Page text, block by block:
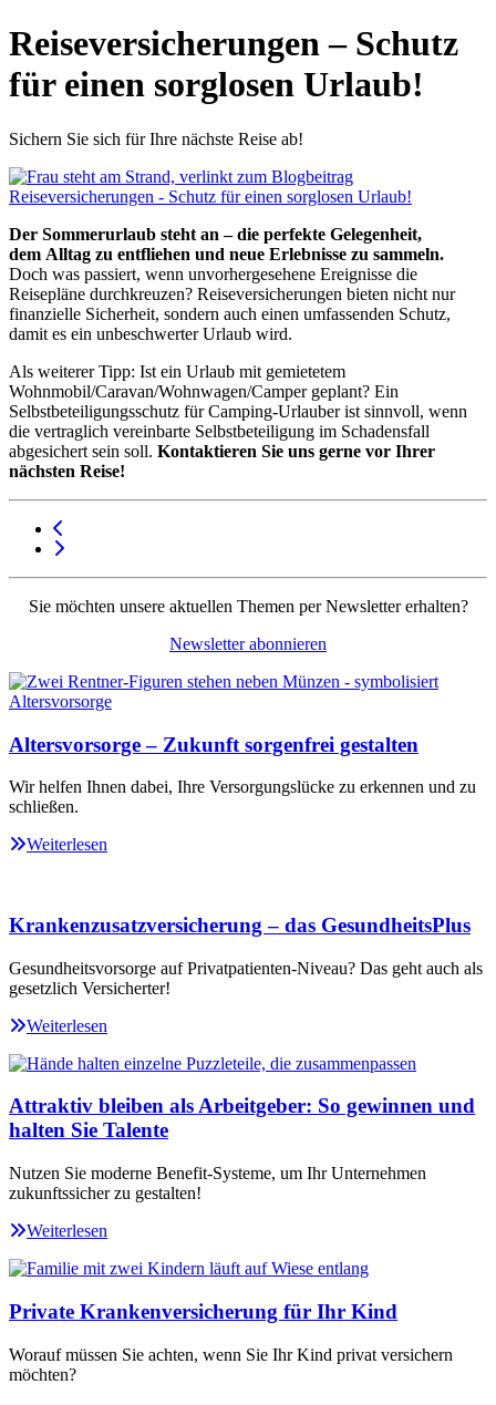
Reiseversicherungen – Schutz
für einen sorglosen Urlaub!
Sichern Sie sich für Ihre nächste Reise ab!
Der Sommerurlaub steht an – die perfekte Gelegenheit,
dem Alltag zu entfliehen und neue Erlebnisse zu sammeln.
Doch was passiert, wenn unvorhergesehene Ereignisse die
Reisepläne durchkreuzen? Reiseversicherungen bieten nicht nur
finanzielle Sicherheit, sondern auch einen umfassenden Schutz,
damit es ein unbeschwerter Urlaub wird.
Als weiterer Tipp: Ist ein Urlaub mit gemietetem
Wohnmobil/Caravan/Wohnwagen/Camper geplant? Ein
Selbstbeteiligungsschutz für Camping-Urlauber ist sinnvoll, wenn
die vertraglich vereinbarte Selbstbeteiligung im Schadensfall
abgesichert sein soll. Kontaktieren Sie uns gerne vor Ihrer
nächsten Reise!
Sie möchten unsere aktuellen Themen per Newsletter erhalten?
Newsletter abonnieren
Altersvorsorge – Zukunft sorgenfrei gestalten
Wir helfen Ihnen dabei, Ihre Versorgungslücke zu erkennen und zu
schließen.
Weiterlesen
Krankenzusatzversicherung – das GesundheitsPlus
Gesundheitsvorsorge auf Privatpatienten-Niveau? Das geht auch als
gesetzlich Versicherter!
Weiterlesen
Attraktiv bleiben als Arbeitgeber: So gewinnen und
halten Sie Talente
Nutzen Sie moderne Benefit-Systeme, um Ihr Unternehmen
zukunftssicher zu gestalten!
Weiterlesen
Private Krankenversicherung für Ihr Kind
Worauf müssen Sie achten, wenn Sie Ihr Kind privat versichern
möchten?